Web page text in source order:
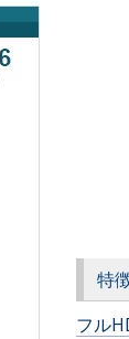
特
フル